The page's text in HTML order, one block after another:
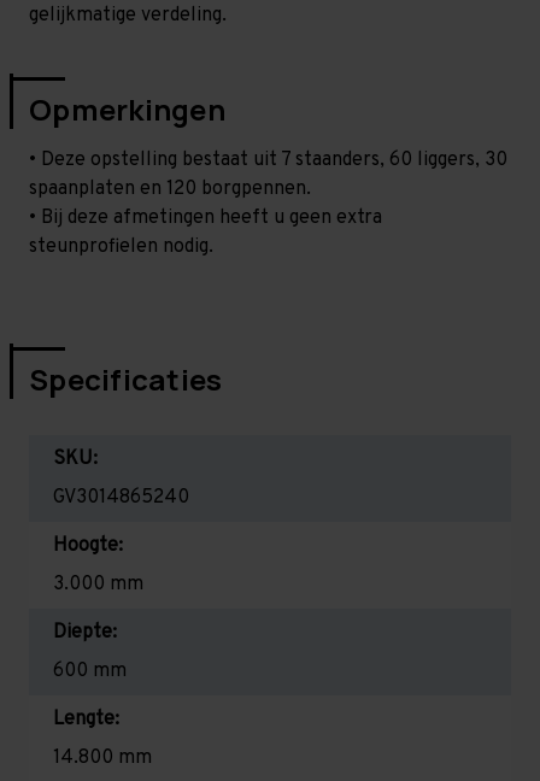
gelijkmatige verdeling.
Opmerkingen
• Deze opstelling bestaat uit 7 staanders, 60 liggers, 30
spaanplaten en 120 borgpennen.
• Bij deze afmetingen heeft u geen extra
steunprofielen nodig.
Specificaties
SKU:
GV3014865240
Hoogte:
3.000 mm
Diepte:
600 mm
Lengte:
14.800 mm